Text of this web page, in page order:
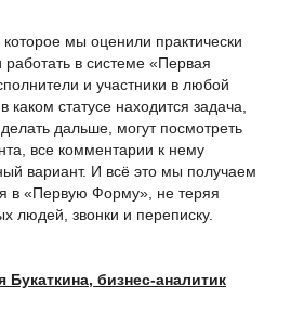
мы оценили практически
работать в системе «Первая
и участники в любой
статусе находится задача,
дальше, могут посмотреть
все комментарии к нему
вариант. И всё это мы получаем
в «Первую Форму», не теряя
людей, звонки и переписку.
Букаткина, бизнес-аналитик